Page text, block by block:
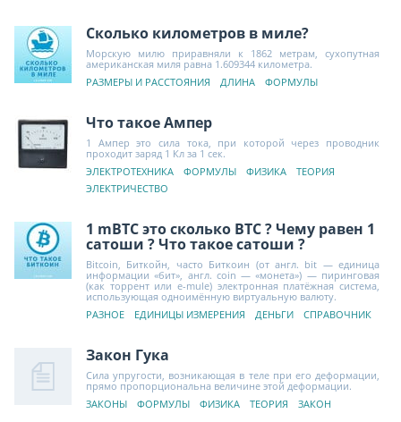
Сколько километров в миле?
Морскую милю приравняли к 1862 метрам, сухопутная
американская миля равна 1.609344 километра.
РАЗМЕРЫ И РАССТОЯНИЯ
ДЛИНА ФОРМУЛЫ
Что такое Ампер
1 Ампер это сила тока, при которой через проводник
проходит заряд 1 Кл за 1 сек.
ЭЛЕКТРОТЕХНИКА
ФОРМУЛЫ ФИЗИКА
ТЕОРИЯ
ЭЛЕКТРИЧЕСТВО
1 mBTC это сколько BTC ? Чему равен 1
сатоши ? Что такое сатоши ?
Bitcoin, Биткойн, часто Биткоин (от англ. bit — единица
информации «бит», англ. coin — «монета») — пиринговая
(как торрент или e-mule) электронная платёжная система,
использующая одноимённую виртуальную валюту.
РАЗНОЕ
ЕДИНИЦЫ ИЗМЕРЕНИЯ ДЕНЬГИ СПРАВОЧНИК
Закон Гука
Сила упругости, возникающая в теле при его деформации,
прямо пропорциональна величине этой деформации.
ЗАКОНЫ
ФОРМУЛЫ ФИЗИКА ТЕОРИЯ ЗАКОН